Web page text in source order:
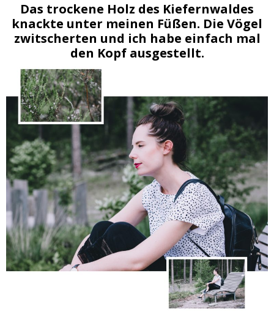
Das trockene Holz des Kiefernwaldes
knackte unter meinen Füßen. Die Vögel
zwitscherten und ich habe einfach mal
den Kopf ausgestellt.